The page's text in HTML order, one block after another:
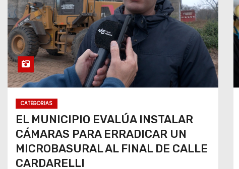
CATEGORIAS
EL MUNICIPIO EVALÚA INSTALAR
CÁMARAS PARA ERRADICAR UN
MICROBASURAL AL FINAL DE CALLE
CARDARELLI